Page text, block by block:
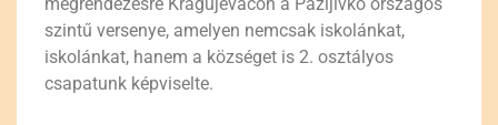
megrendezésre Kragujevácon a Pažljivko országos
szintű versenye, amelyen nemcsak iskolánkat,
iskolánkat, hanem a községet is 2. osztályos
csapatunk képviselte.